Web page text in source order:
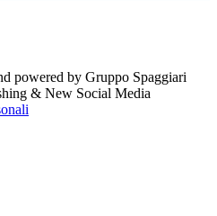
powered by Gruppo Spaggiari
& New Social Media